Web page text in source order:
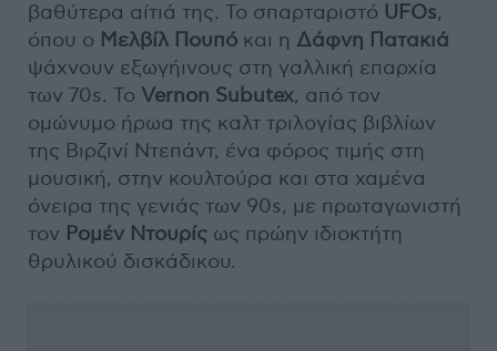
βαθύτερα αίτιά της. Το σπαρταριστό UFOs,
όπου ο Μελβίλ Πουπό και η Δάφνη Πατακιά
ψάχνουν εξωγήινους στη γαλλική επαρχία
των 70s. Το Vernon Subutex, από τον
ομώνυμο ήρωα της καλτ τριλογίας βιβλίων
της Βιρζινί Ντεπάντ, ένα φόρος τιμής στη
μουσική, στην κουλτούρα και στα χαμένα
όνειρα της γενιάς των 90s, με πρωταγωνιστή
τον Ρομέν Ντουρίς ως πρώην ιδιοκτήτη
θρυλικού δισκάδικου.